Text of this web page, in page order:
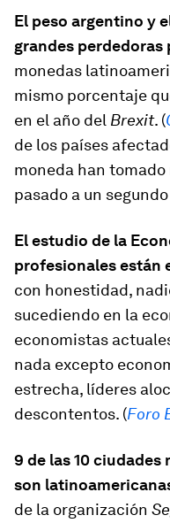
El peso argentino y
grandes perdedoras
monedas
mismo porcentaje
en el año del Brexit. (
de los países
moneda han
pasado a un
El estudio de la
profesionales están
con honestidad,
sucediendo en la
economistas
nada excepto
estrecha, líderes
descontentos. (Foro
9 de las 10 ciudades
son
de la organización